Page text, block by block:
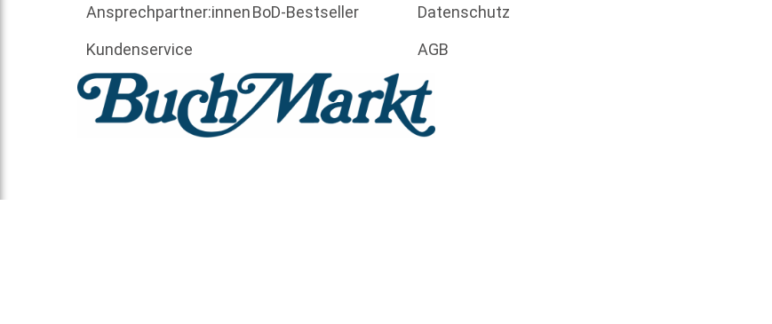
Ansprechpartner:innen
Kundenservice
BoD-Bestseller
Datenschutz
AGB